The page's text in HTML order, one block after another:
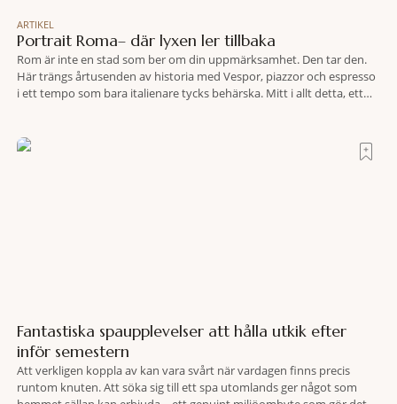
ARTIKEL
Portrait Roma– där lyxen ler tillbaka
Rom är inte en stad som ber om din uppmärksamhet. Den tar den.
Här trängs årtusenden av historia med Vespor, piazzor och espresso
i ett tempo som bara italienare tycks behärska. Mitt i allt detta, ett
Fantastiska spaupplevelser att hålla utkik efter
inför semestern
Att verkligen koppla av kan vara svårt när vardagen finns precis
runtom knuten. Att söka sig till ett spa utomlands ger något som